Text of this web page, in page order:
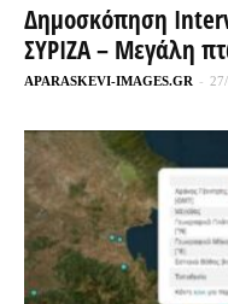
Δημοσκόπηση
ΣΥΡΙΖΑ – Μεγάλη
APARASKEVI-IMAGES.GR -